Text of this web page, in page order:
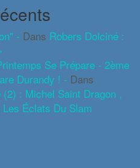
- Dans Robers Dolciné :
Se Prépare - 2ème
Durandy ! - Dans
: Michel Saint Dragon ,
Éclats Du Slam